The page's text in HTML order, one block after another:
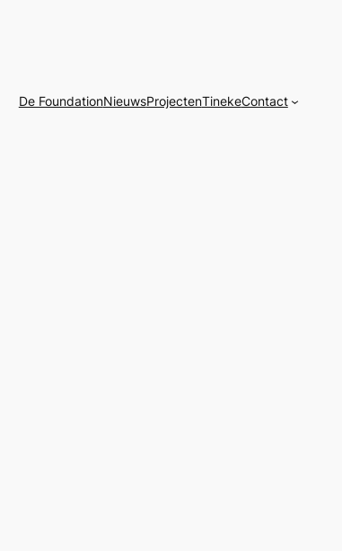
De FoundationNieuwsProjectenTinekeContact